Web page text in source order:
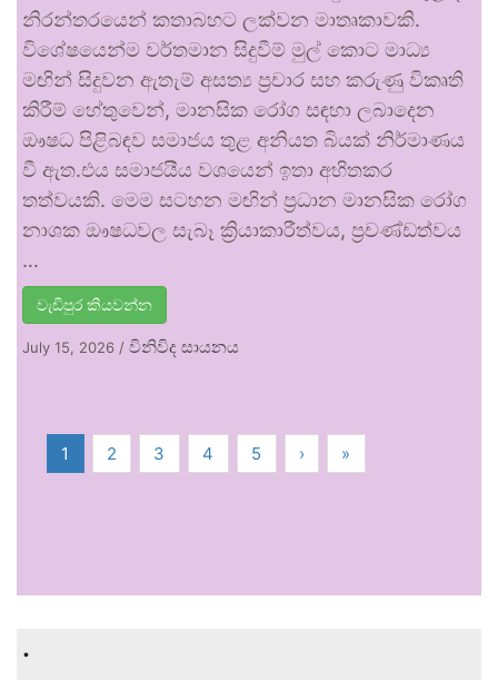
නිරන්තරයෙන් කතාබහට ලක්වන මාතෘකාවකි.
විශේෂයෙන්ම වර්තමාන සිදුවීම් මුල් කොට මාධ්‍ය
මඟින් සිදුවන ඇතැම් අසත්‍ය ප්‍රචාර සහ කරුණු විකෘති
කිරීම් හේතුවෙන්, මානසික රෝග සඳහා ලබාදෙන
ඖෂධ පිළිබඳව සමාජය තුළ අනියත බියක් නිර්මාණය
වී ඇත.එය සමාජයීය වශයෙන් ඉතා අහිතකර
තත්වයකි. මෙම සටහන මඟින් ප්‍රධාන මානසික රෝග
නාශක ඖෂධවල සැබෑ ක්‍රියාකාරීත්වය, ප්‍රචණ්ඩත්වය
…
වැඩිපුර කියවන්න
July 15, 2026 / විනිවිද සායනය
1 2 3 4 5 › »
.